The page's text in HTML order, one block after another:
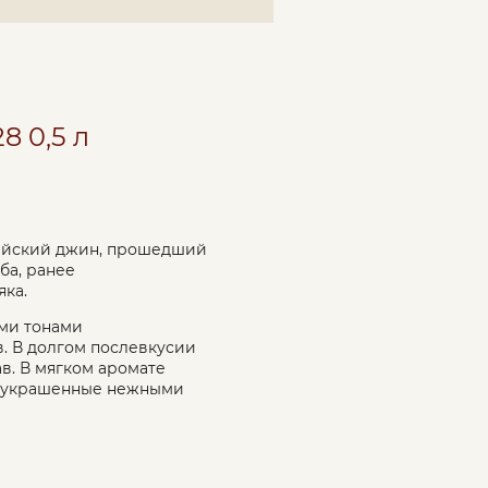
0,5 л
джин, прошедший
ранее
тонами
В долгом послевкусии
В мягком аромате
украшенные нежными